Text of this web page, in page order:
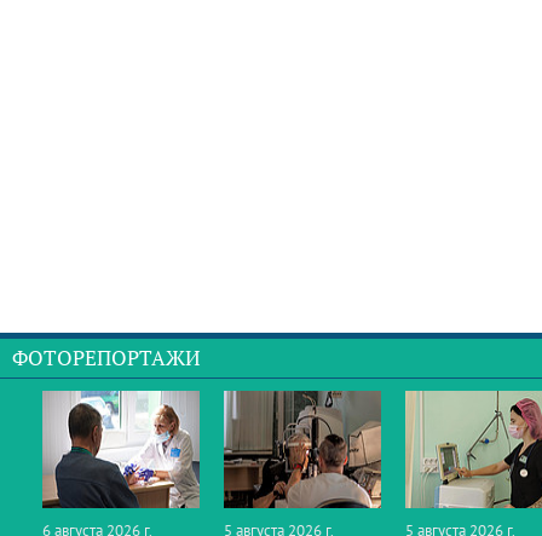
ФОТОРЕПОРТАЖИ
6 августа 2026 г. 5 августа 2026 г. 5 августа 2026 г.